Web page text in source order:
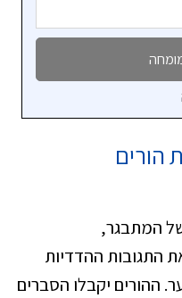
הורים
של המתבגר,
התגובות ההדדיות
ההורים יקבלו הסברים